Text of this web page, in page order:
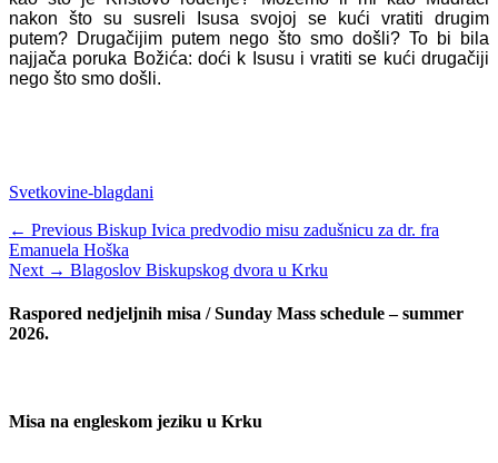
nakon što su susreli Isusa svojoj se kući vratiti drugim
putem? Drugačijim putem nego što smo došli? To bi bila
najjača poruka Božića: doći k Isusu i vratiti se kući drugačiji
nego što smo došli.
Categories
Svetkovine-blagdani
Navigacija
objava
← Previous Previous
post:
Biskup Ivica predvodio misu zadušnicu za dr. fra
Emanuela Hoška
Next → Next
Blagoslov Biskupskog dvora u Krku
Raspored nedjeljnih misa / Sunday Mass schedule – summer
2026.
Misa na engleskom jeziku u Krku